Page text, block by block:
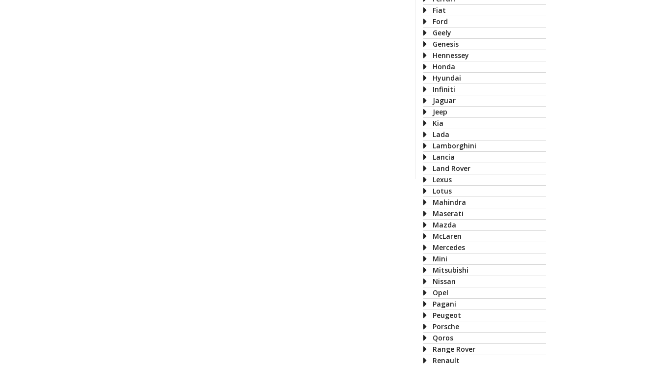
Fiat
Ford
Geely
Genesis
Hennessey
Honda
Hyundai
Infiniti
Jaguar
Jeep
Kia
Lada
Lamborghini
Lancia
Land Rover
Lexus
Lotus
Mahindra
Maserati
Mazda
McLaren
Mercedes
Mini
Mitsubishi
Nissan
Opel
Pagani
Peugeot
Porsche
Qoros
Range Rover
Renault